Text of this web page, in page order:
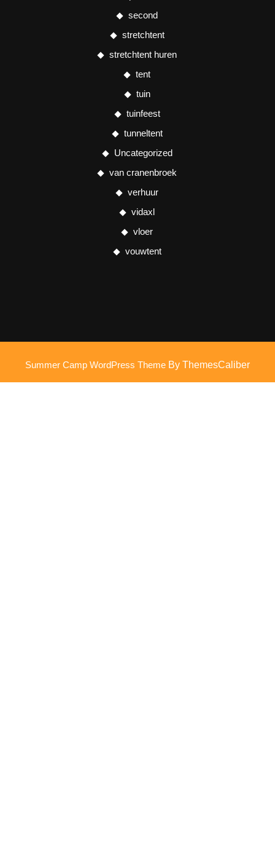
second
stretchtent
stretchtent huren
tent
tuin
tuinfeest
tunneltent
Uncategorized
van cranenbroek
verhuur
vidaxl
vloer
vouwtent
Summer Camp WordPress Theme By ThemesCaliber